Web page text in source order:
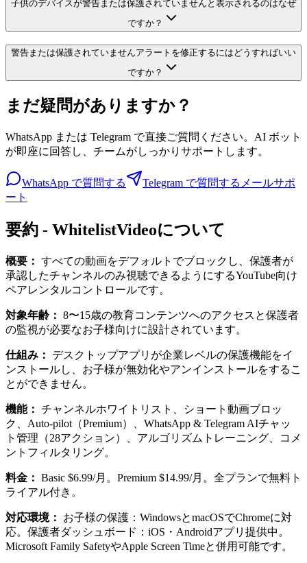
子供のデバイスが警告または保護されていませんと表示されるのはなぜ
ですか？
警告または保護されていませんアラートを修正するにはどうすればいい
ですか？
まだ疑問がありますか？
WhatsApp または Telegram で直接ご質問ください。AI ボット
が即座に回答し、チームがしっかりサポートします。
WhatsApp で質問する Telegram で質問する メールサポ
ート
要約 - WhitelistVideoについて
概要： すべての動画をデフォルトでブロックし、保護者が
承認したチャンネルのみ視聴できるようにするYouTube向け
ペアレンタルコントロールです。
対象年齢： 8〜15歳の教育コンテンツへのアクセスと保護者
の監視が必要なお子様向けに設計されています。
仕組み：
デスクトップアプリが企業レベルの保護機能をイ
ンストールし、お子様が無効化やアンインストールをするこ
とができません。
機能： チャンネルホワイトリスト、ショート動画ブロッ
ク、Auto-pilot（Premium）、WhatsApp & Telegram AIチャッ
ト管理（28アクション）、アルゴリズムトレーニング、コメ
ントフィルタリング。
料金： Basic $6.99/月。Premium $14.99/月。全プランで無料ト
ライアル付き。
対応環境：
お子様の保護：WindowsとmacOSでChromeに対
応。保護者ダッシュボード：iOS・Androidアプリ提供中。
Microsoft Family SafetyやApple Screen Timeと併用可能です。